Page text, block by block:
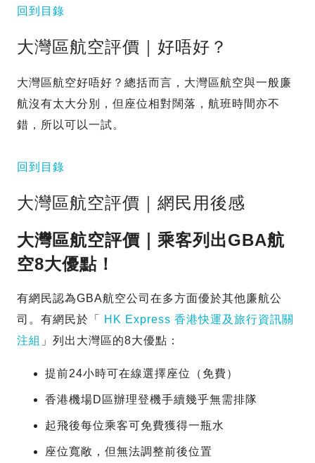
回到目錄
大灣區航空評價｜好唔好？
大灣區航空好唔好？總括而言，大灣區航空與一般廉
航沒有太大分別，但座位相對闊落，航班時間亦不
錯，所以可以一試。
回到目錄
大灣區航空評價｜網民用後感
大灣區航空評價｜乘客列出GBA航
空8大優點！
有網民認為GBA航空公司在多方面優於其他廉航公
司。有網民於「
HK Express 香港快運及旅行資訊關
注組 」列出大灣區的8大優點：
提前24小時可在線選擇座位（免費）
香港機場D區辦理登機手續幾乎無需排隊
起飛後每位乘客可免費獲得一瓶水
座位寬敞，但無法調整前後位置